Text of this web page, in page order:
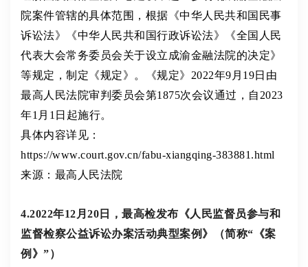
院案件管辖的具体范围，根据《中华人民共和国民事
诉讼法》《中华人民共和国行政诉讼法》《全国人民
代表大会常务委员会关于设立成渝金融法院的决定》
等规定，制定《规定》。《规定》2022年9月19日由
最高人民法院审判委员会第1875次会议通过，自2023
年1月1日起施行。
具体内容详见：
https://www.court.gov.cn/fabu-xiangqing-383881.html
来源：最高人民法院
4.2022年12月20日，最高检发布《人民监督员参与和
监督检察公益诉讼办案活动典型案例》（简称“《案
例》”）